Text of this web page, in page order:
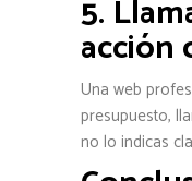
5.
acción
Una web
presupuesto,
no lo indicas